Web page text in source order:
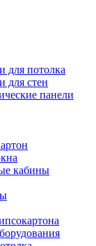
для потолка
для стен
панели
кабины